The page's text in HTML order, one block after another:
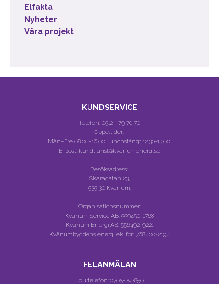
Elfakta
Nyheter
Våra projekt
KUNDSERVICE
Telefon: 0512 - 79 70 70
Öppettider:
Mån–Fre 08.00–16.00, lunchstängt 12.30-13.00.
E-post: kundtjanst@kvanumenergi.se
Besöksadress:
Skaragatan 23,
535 30 Kvänum.
Organisationsnummer:
Kvänum Service AB: 559450-1768
Kvänum Energi AB: 556492-9221
Kvänumbygdens energi ek. för.: 768400-2194
FELANMÄLAN
Jourtelefon: 0705-292850